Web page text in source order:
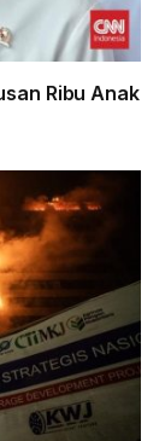
Ribu Anak